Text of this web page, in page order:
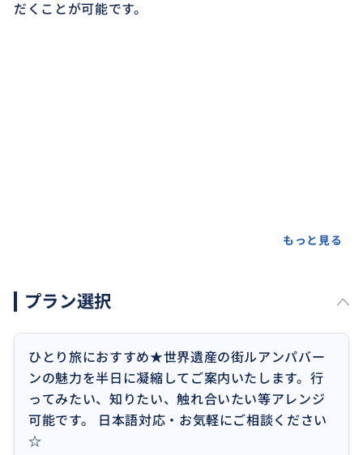
だくことが可能です。
もっと見る
プラン選択
ひとり旅におすすめ★世界遺産の街ルアンパバー
ンの魅力を半日に凝縮してご案内いたします。行
ってみたい、知りたい、触れ合いたい等アレンジ
可能です。 日本語対応・お気軽にご相談ください
☆